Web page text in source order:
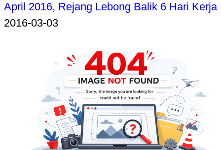
April 2016, Rejang Lebong Balik 6 Hari Kerja
2016-03-03